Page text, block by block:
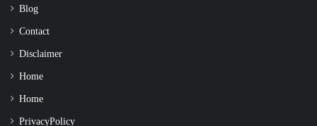
Blog
Contact
Disclaimer
Home
Home
Privacy Policy